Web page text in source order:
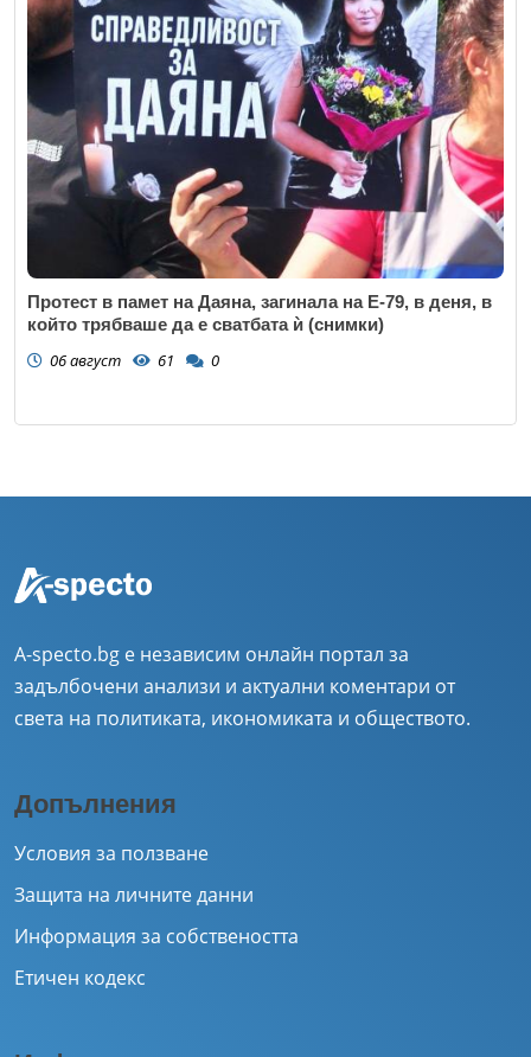
Протест в памет на Даяна, загинала на Е-79, в деня, в
който трябваше да е сватбата ѝ (снимки)
06 август 61 0
A-specto.bg е независим онлайн портал за
задълбочени анализи и актуални коментари от
света на политиката, икономиката и обществото.
Допълнения
Условия за ползване
Защита на личните данни
Информация за собствеността
Етичен кодекс